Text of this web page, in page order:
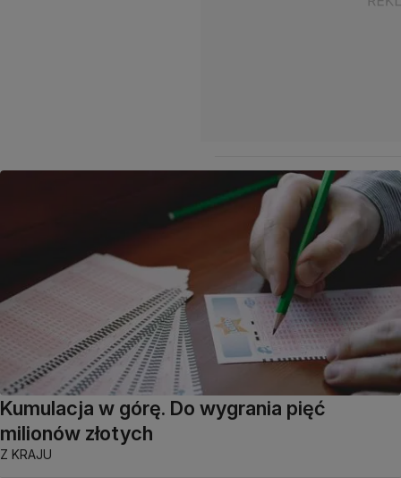
Kumulacja w górę. Do wygrania pięć
milionów złotych
Z KRAJU